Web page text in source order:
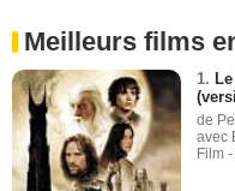
Meilleurs films
1.
de
avec
Film